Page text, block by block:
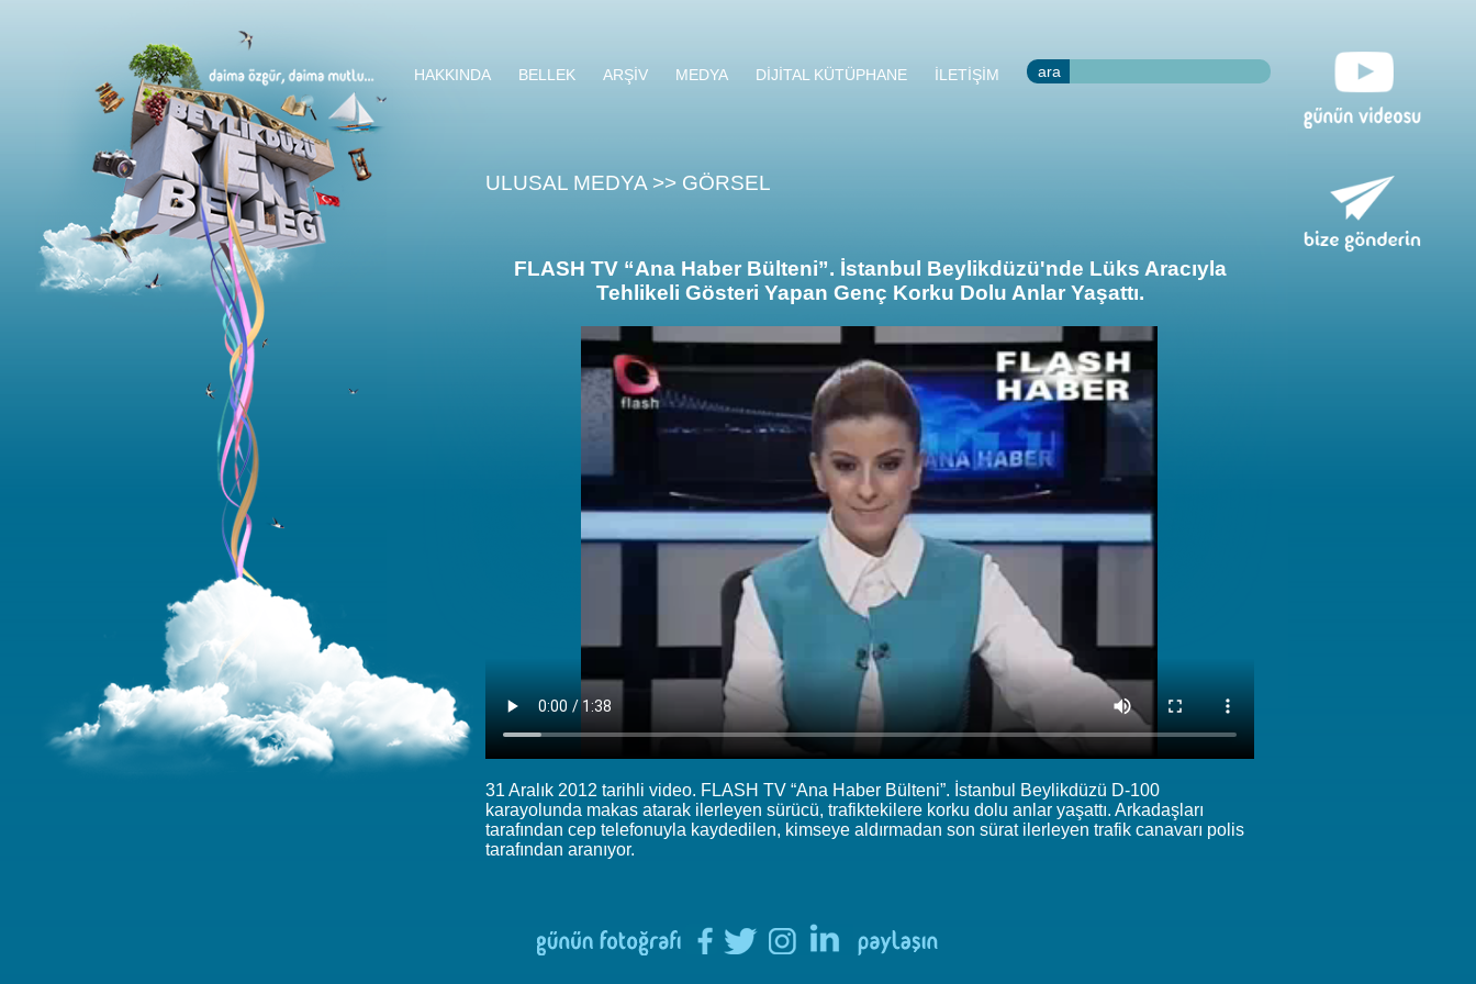
HAKKINDA BELLEK ARŞİV MEDYA DİJİTAL KÜTÜPHANE İLETİŞİM ara
ULUSAL MEDYA >> GÖRSEL
FLASH TV “Ana Haber Bülteni”. İstanbul Beylikdüzü'nde Lüks Aracıyla
Tehlikeli Gösteri Yapan Genç Korku Dolu Anlar Yaşattı.
31 Aralık 2012 tarihli video. FLASH TV “Ana Haber Bülteni”. İstanbul Beylikdüzü D-100
karayolunda makas atarak ilerleyen sürücü, trafiktekilere korku dolu anlar yaşattı. Arkadaşları
tarafından cep telefonuyla kaydedilen, kimseye aldırmadan son sürat ilerleyen trafik canavarı polis
tarafından aranıyor.